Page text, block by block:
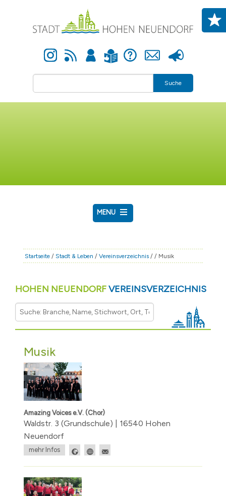
Instagram Newsfeed Anmelden Leichte Sprache Hilfe Kontakt Presse
Suche
MENU
RATHAUS & POLITIK
FAMILIE & BILDUNG
TOURISMUS
BAUEN & WIRTSCHAFT
Startseite /Stadt & Leben /Vereinsverzeichnis / / Musik
HOHEN NEUENDORFVEREINSVERZEICHNIS
Musik
Amazing Voices e.V. (Chor)
Waldstr. 3 (Grundschule) | 16540 Hohen
Neuendorf
mehr Infos